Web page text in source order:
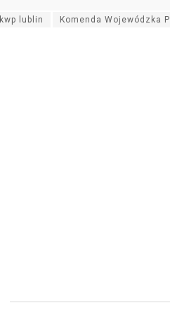
kwp lublin Komenda Wojewódzka